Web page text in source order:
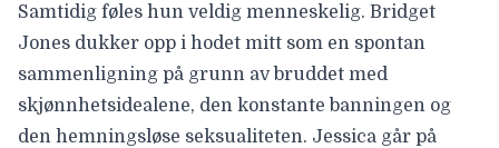
Samtidig føles hun veldig menneskelig. Bridget
Jones dukker opp i hodet mitt som en spontan
sammenligning på grunn av bruddet med
skjønnhetsidealene, den konstante banningen og
den hemningsløse seksualiteten. Jessica går på